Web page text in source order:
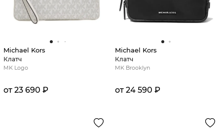
Michael Kors
Клатч
MK Logo
от 23 690 ₽
Michael Kors
Клатч
MK Brooklyn
от 24 590 ₽